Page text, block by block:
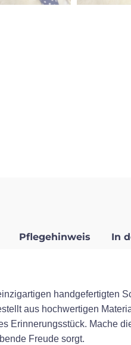
Pflegehinweis In
handgefertigten
aus hochwertigen
Erinnerungsstück. Mache
Freude sorgt.